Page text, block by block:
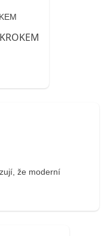
že moderní